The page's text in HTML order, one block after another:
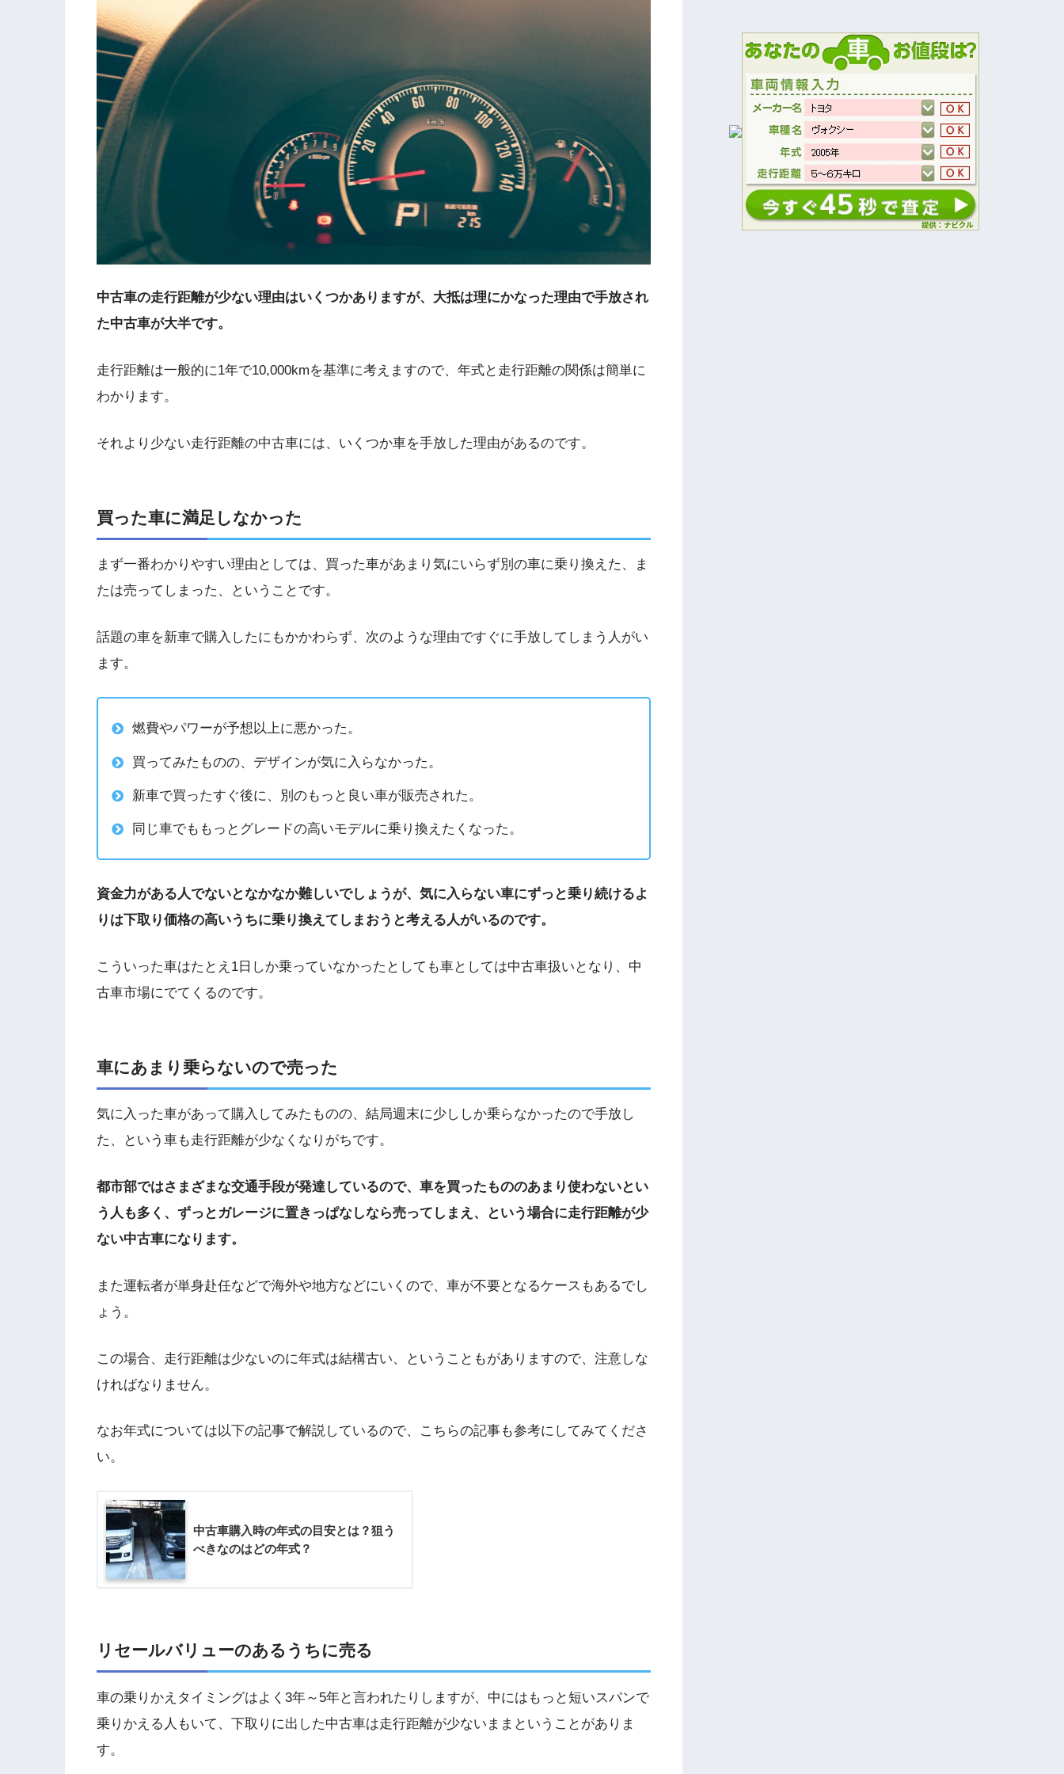
中古車の走行距離が少ない理由はいくつかありますが、大抵は理にかなった理由で手放され
た中古車が大半です。
走行距離は一般的に1年で10,000kmを基準に考えますので、年式と走行距離の関係は簡単に
わかります。
それより少ない走行距離の中古車には、いくつか車を手放した理由があるのです。
買った車に満足しなかった
まず一番わかりやすい理由としては、買った車があまり気にいらず別の車に乗り換えた、ま
たは売ってしまった、ということです。
話題の車を新車で購入したにもかかわらず、次のような理由ですぐに手放してしまう人がい
ます。
燃費やパワーが予想以上に悪かった。
買ってみたものの、デザインが気に入らなかった。
新車で買ったすぐ後に、別のもっと良い車が販売された。
同じ車でももっとグレードの高いモデルに乗り換えたくなった。
資金力がある人でないとなかなか難しいでしょうが、気に入らない車にずっと乗り続けるよ
りは下取り価格の高いうちに乗り換えてしまおうと考える人がいるのです。
こういった車はたとえ1日しか乗っていなかったとしても車としては中古車扱いとなり、中
古車市場にでてくるのです。
車にあまり乗らないので売った
気に入った車があって購入してみたものの、結局週末に少ししか乗らなかったので手放し
た、という車も走行距離が少なくなりがちです。
都市部ではさまざまな交通手段が発達しているので、車を買ったもののあまり使わないとい
う人も多く、ずっとガレージに置きっぱなしなら売ってしまえ、という場合に走行距離が少
ない中古車になります。
また運転者が単身赴任などで海外や地方などにいくので、車が不要となるケースもあるでし
ょう。
この場合、走行距離は少ないのに年式は結構古い、ということもがありますので、注意しな
ければなりません。
なお年式については以下の記事で解説しているので、こちらの記事も参考にしてみてくださ
い。
中古車購入時の年式の目安とは？狙う
べきなのはどの年式？
リセールバリューのあるうちに売る
車の乗りかえタイミングはよく3年～5年と言われたりしますが、中にはもっと短いスパンで
乗りかえる人もいて、下取りに出した中古車は走行距離が少ないままということがありま
す。